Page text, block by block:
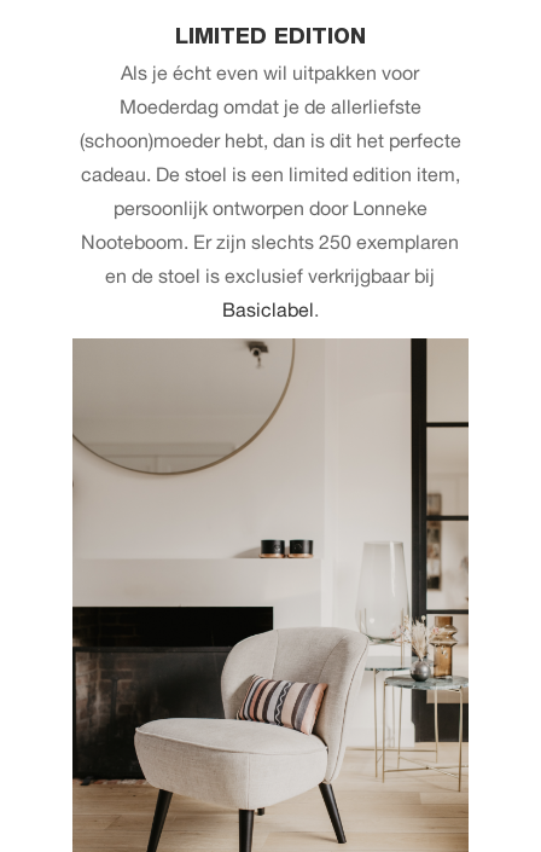
LIMITED EDITION
Als je écht even wil uitpakken voor
Moederdag omdat je de allerliefste
(schoon)moeder hebt, dan is dit het perfecte
cadeau. De stoel is een limited edition item,
persoonlijk ontworpen door Lonneke
Nooteboom. Er zijn slechts 250 exemplaren
en de stoel is exclusief verkrijgbaar bij
Basiclabel